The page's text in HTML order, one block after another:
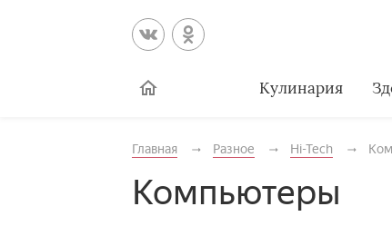
Кулинария
Главная Разное Hi-Tech
Компьютеры